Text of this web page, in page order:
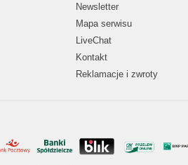
Newsletter
Mapa serwisu
LiveChat
Kontakt
Reklamacje i zwroty